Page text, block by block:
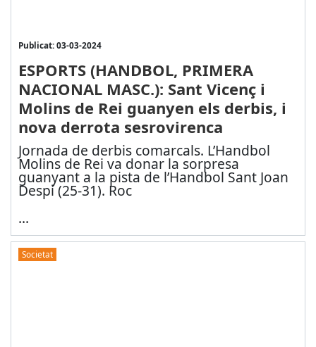
Publicat: 03-03-2024
ESPORTS (HANDBOL, PRIMERA
NACIONAL MASC.): Sant Vicenç i
Molins de Rei guanyen els derbis, i
nova derrota sesrovirenca
Jornada de derbis comarcals. L’Handbol
Molins de Rei va donar la sorpresa
guanyant a la pista de l’Handbol Sant Joan
Despí (25-31). Roc
...
Societat